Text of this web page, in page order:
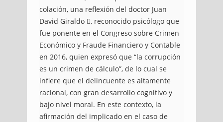
colación, una reflexión del doctor Juan
David Giraldo , reconocido psicólogo que
fue ponente en el Congreso sobre Crimen
Económico y Fraude Financiero y Contable
en 2016, quien expresó que “la corrupción
es un crimen de cálculo”, de lo cual se
infiere que el delincuente es altamente
racional, con gran desarrollo cognitivo y
bajo nivel moral. En este contexto, la
afirmación del implicado en el caso de